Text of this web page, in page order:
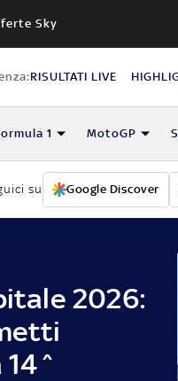
Sky
RISULTATI LIVE
1 MotoGP
su Google Discover
2026: